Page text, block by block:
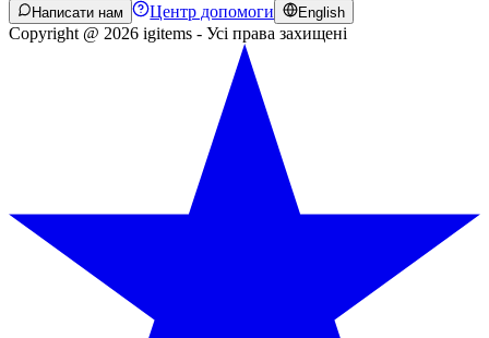
Написати нам Центр допомоги English
Copyright @ 2026 igitems - Усі права захищені